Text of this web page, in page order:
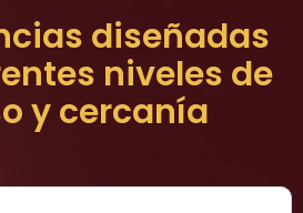
diseñadas
niveles de
y cercanía